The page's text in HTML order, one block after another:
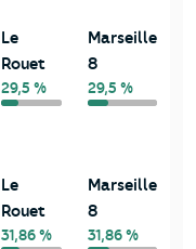
Le
Rouet
29,5 %
Marseille
8
29,5 %
Le
Rouet
31,86 %
Marseille
8
31,86 %